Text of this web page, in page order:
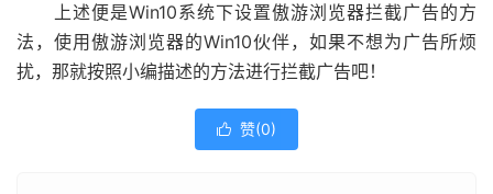
上述便是Win10系统下设置傲游浏览器拦截广告的方
法，使用傲游浏览器的Win10伙伴，如果不想为广告所烦
扰，那就按照小编描述的方法进行拦截广告吧！
 赞(0)